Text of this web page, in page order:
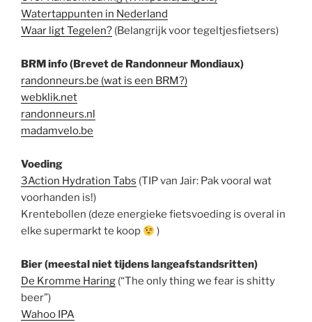
Watertappunten in Nederland
Waar ligt Tegelen? (Belangrijk voor tegeltjesfietsers)
BRM info (Brevet de Randonneur Mondiaux)
randonneurs.be (wat is een BRM?)
webklik.net
randonneurs.nl
madamvelo.be
Voeding
3Action Hydration Tabs (TIP van Jair: Pak vooral wat
voorhanden is!)
Krentebollen (deze energieke fietsvoeding is overal in
elke supermarkt te koop
)
Bier (meestal niet tijdens langeafstandsritten)
De Kromme Haring (“The only thing we fear is shitty
beer”)
Wahoo IPA